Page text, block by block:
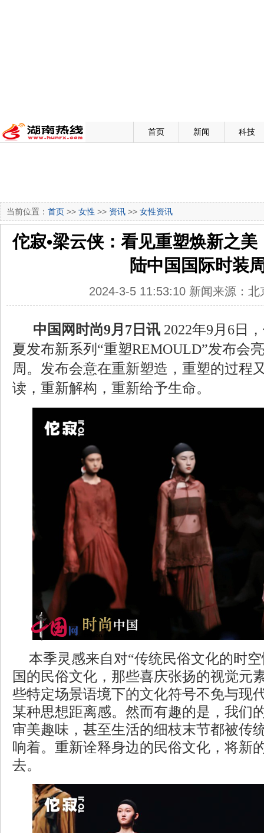
首页 新闻 科技
当前位置： 首页 >> 女性 >> 资讯 >> 女性资讯
佗寂•梁云侠：看见重塑焕新之
陆中国国际时装
2024-3-5 11:53:10 新闻来源：北
中国网时尚9月7日讯 2022年9月6日
夏发布新系列“重塑REMOULD”发布会
周。发布会意在重新塑造，重塑的过程
读，重新解构，重新给予生命。
本季灵感来自对“传统民俗文化的时
国的民俗文化，那些喜庆张扬的视觉元
些特定场景语境下的文化符号不免与现
某种思想距离感。然而有趣的是，我们
审美趣味，甚至生活的细枝末节都被传
响着。重新诠释身边的民俗文化，将新
去。